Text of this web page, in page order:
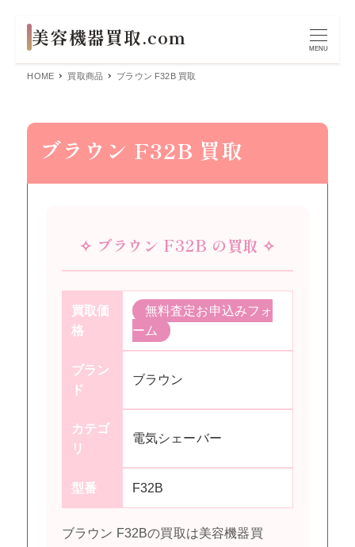
MENU
HOME 買取商品 ブラウン F32B 買取
ブラウン F32B 買取
✧ ブラウン F32B の買取 ✧
買取価
格
無料査定お申込みフォ
ーム
ブラン
ド
ブラウン
カテゴ
リ
電気シェーバー
型番 F32B
ブラウン F32Bの買取は美容機器買